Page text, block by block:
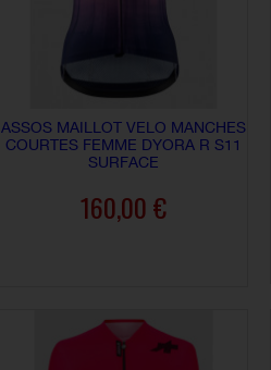
ASSOS MAILLOT VELO MANCHES
COURTES FEMME DYORA R S11
SURFACE
160,00 €